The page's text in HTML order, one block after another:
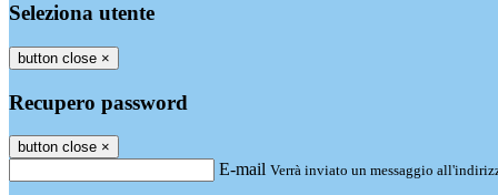
Seleziona utente
button close ×
Recupero password
button close ×
E-mail Verrà inviato un messaggio